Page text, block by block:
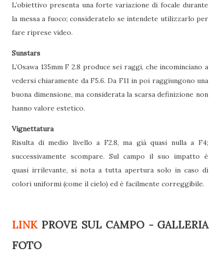
L’obiettivo presenta una forte variazione di focale durante
la messa a fuoco; consideratelo se intendete utilizzarlo per
fare riprese video.
Sunstars
L’Osawa 135mm F 2.8 produce sei raggi, che incominciano a
vedersi chiaramente da F5.6. Da F11 in poi raggiungono una
buona dimensione, ma considerata la scarsa definizione non
hanno valore estetico.
Vignettatura
Risulta di medio livello a F2.8, ma già quasi nulla a F4;
successivamente scompare. Sul campo il suo impatto è
quasi irrilevante, si nota a tutta apertura solo in caso di
colori uniformi (come il cielo) ed è facilmente correggibile.
LINKPROVE SUL CAMPO - GALLERIA
FOTO